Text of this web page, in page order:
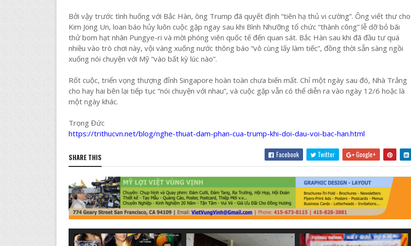
Bởi vậy trước tình huống với Bắc Hàn, ông Trump đã quyết định “tiên hạ thủ vi cường”. Ông viết thư cho
Kim Jong Un, loan báo hủy luôn cuộc gặp ngay sau khi Bình Nhưỡng tổ chức “thành công” lễ dỡ bỏ bãi
thử bom hạt nhân Pungye-ri và mời phóng viên quốc tế đến quan sát. Bắc Hàn sau khi đã đầu tư quá
nhiều vào trò chơi này, vội vàng xuống nước thông báo “vô cùng lấy làm tiếc”, đồng thời sẵn sàng ngồi
xuống nói chuyện với Mỹ “vào bất kỳ lúc nào”.
Rốt cuộc, triển vọng thượng đỉnh Singapore hoàn toàn chưa biến mất. Chỉ một ngày sau đó, Nhà Trắng
cho hay hai bên lại tiếp tục “nói chuyện với nhau”, và cuộc gặp vẫn có thể diễn ra vào ngày 12/6 hoặc là
một ngày khác.
Trọng Đức
https://trithucvn.net/blog/nghe-thuat-dam-phan-cua-trump-khi-doi-dau-voi-bac-han.html
SHARE THIS Facebook Twitter Google+